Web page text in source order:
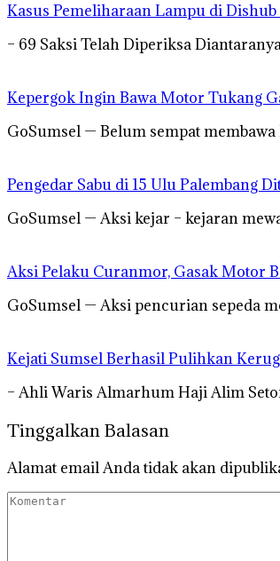
Kasus Pemeliharaan Lampu di
– 69 Saksi Telah Diperiksa
Kepergok Ingin Bawa Motor Tukang
GoSumsel — Belum sempat
Pengedar Sabu di 15 Ulu Palembang
GoSumsel — Aksi kejar – kejaran
Aksi Pelaku Curanmor, Gasak Motor
GoSumsel — Aksi pencurian sepeda
Kejati Sumsel Berhasil Pulihkan
– Ahli Waris Almarhum Haji Alim
Tinggalkan Balasan
Alamat email Anda tidak akan